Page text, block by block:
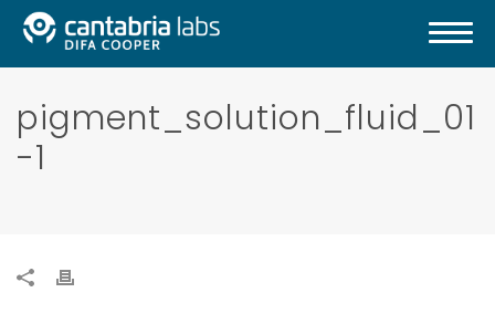
pigment_solution_fluid_01
-1